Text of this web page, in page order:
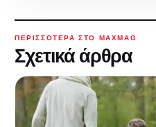
ΠΕΡΙΣΣΌΤΕΡΑ ΣΤΟ MAXMAG
Σχετικά άρθρα